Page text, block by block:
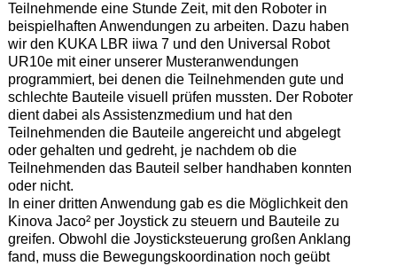
Teilnehmende eine Stunde Zeit, mit den Roboter in
beispielhaften Anwendungen zu arbeiten. Dazu haben
wir den KUKA LBR iiwa 7 und den Universal Robot
UR10e mit einer unserer Musteranwendungen
programmiert, bei denen die Teilnehmenden gute und
schlechte Bauteile visuell prüfen mussten. Der Roboter
dient dabei als Assistenzmedium und hat den
Teilnehmenden die Bauteile angereicht und abgelegt
oder gehalten und gedreht, je nachdem ob die
Teilnehmenden das Bauteil selber handhaben konnten
oder nicht.
In einer dritten Anwendung gab es die Möglichkeit den
Kinova Jaco² per Joystick zu steuern und Bauteile zu
greifen. Obwohl die Joysticksteuerung großen Anklang
fand, muss die Bewegungskoordination noch geübt